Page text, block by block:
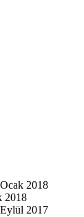
2018
2018
2017